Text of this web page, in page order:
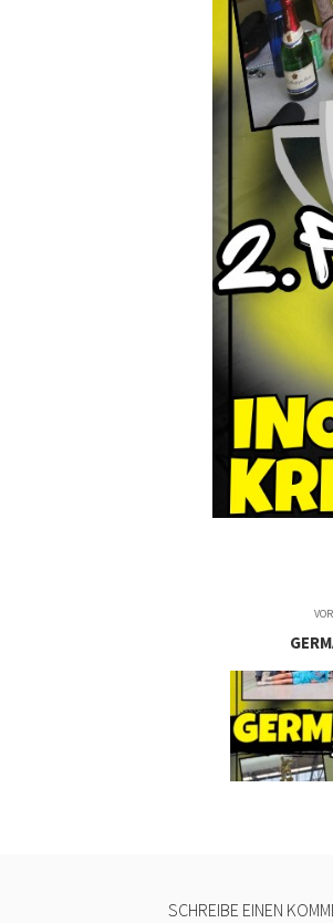
SCHREIBE EINEN